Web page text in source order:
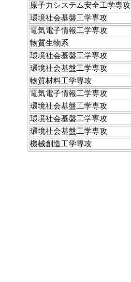
原子力システム安全工学専攻
環境社会基盤工学専攻
電気電子情報工学専攻
物質生物系
環境社会基盤工学専攻
環境社会基盤工学専攻
物質材料工学専攻
電気電子情報工学専攻
環境社会基盤工学専攻
環境社会基盤工学専攻
環境社会基盤工学専攻
機械創造工学専攻